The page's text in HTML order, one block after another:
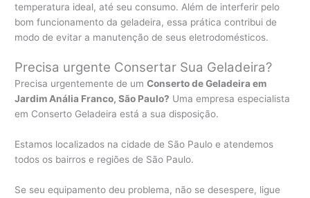
temperatura ideal, até seu consumo. Além de interferir pelo
bom funcionamento da geladeira, essa prática contribui de
modo de evitar a manutenção de seus eletrodomésticos.
Precisa urgente Consertar Sua Geladeira?
Precisa urgentemente de umConserto de Geladeira em
Jardim Anália Franco, São Paulo? Uma empresa especialista
em Conserto Geladeira está a sua disposição.
Estamos localizados na cidade de São Paulo e atendemos
todos os bairros e regiões de São Paulo.
Se seu equipamento deu problema, não se desespere, ligue